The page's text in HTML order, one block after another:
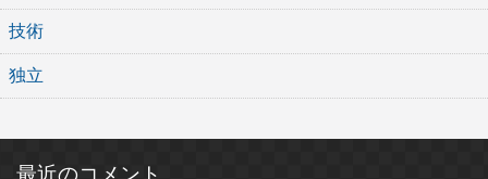
技術
独立
最近のコメント